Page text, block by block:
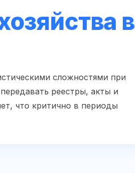
в
сложностями при
реестры, акты и
что критично в периоды